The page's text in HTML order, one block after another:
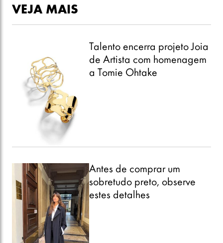
VEJA MAIS
Talento encerra projeto Joia
de Artista com homenagem
a Tomie Ohtake
Antes de comprar um
sobretudo preto, observe
estes detalhes